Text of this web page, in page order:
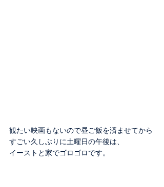
観たい映画もないので昼ご飯を済ませてから
すごい久しぶりに土曜日の午後は、
イーストと家でゴロゴロです。